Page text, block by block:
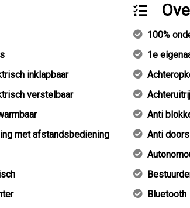
inklapbaar
verstelbaar
met afstandsbediening
100%
1e
Anti
Anti
Bluetooth